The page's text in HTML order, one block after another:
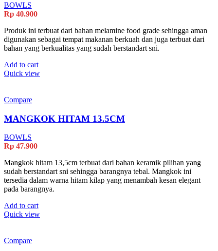
BOWLS
Rp 40.900
Produk ini terbuat dari bahan melamine food grade sehingga aman
digunakan sebagai tempat makanan berkuah dan juga terbuat dari
bahan yang berkualitas yang sudah berstandart sni.
Add to cart
Quick view
Compare
MANGKOK HITAM 13.5CM
BOWLS
Rp 47.900
Mangkok hitam 13,5cm terbuat dari bahan keramik pilihan yang
sudah berstandart sni sehingga barangnya tebal. Mangkok ini
tersedia dalam warna hitam kilap yang menambah kesan elegant
pada barangnya.
Add to cart
Quick view
Compare